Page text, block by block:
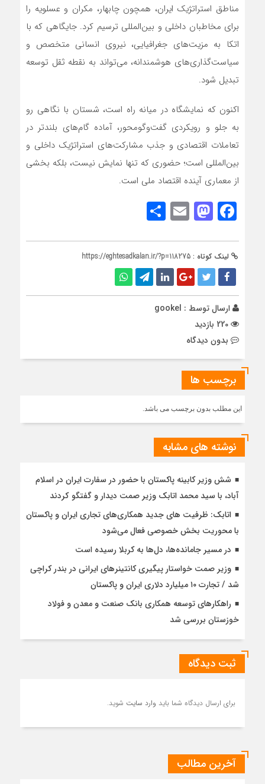
مناطق استراتژیک ایران، همچون چابهار، مکران و عسلویه را
برای مخاطبان داخلی و بین‌المللی ترسیم کرد. جایگاهی که با
اتکا به مزیت‌های جغرافیایی، نیروی انسانی متخصص و
سیاست‌گذاری‌های هوشمندانه، می‌تواند به نقطه ثقل توسعه
تبدیل شود.
اکنون که نمایشگاه در میانه راه است، شستان با نگاهی رو
به جلو و رویکردی گفت‌وگومحور، آماده گام‌های بلندتر در
تعاملات اقتصادی و جذب مشارکت‌های استراتژیک داخلی و
بین‌المللی است؛ حضوری که تنها نمایش نیست، بلکه بخشی
از معماری آینده اقتصاد ملی است.
Facebook
Mastodon
Email
لینک کوتاه : https://eghtesadkalan.ir/?p=118275
ارسال توسط : gookel
بدون دیدگاه
برچسب ها
این مطلب بدون برچسب می باشد.
نوشته های مشابه
شش وزیر کابینه پاکستان با حضور در سفارت ایران در اسلام
آباد، با سيد محمد اتابك وزير صمت ديدار و گفتگو كردند
اتابک: ظرفیت های جدید همکاری‌های تجاری ایران و پاکستان
با محوریت بخش خصوصی فعال می‌شود
در مسیر جا‌مانده‌ها، دل‌ها به کربلا رسیده است
وزیر صمت خواستار پیگیری کانتینرهای ایرانی در بندر کراچی
شد / تجارت ۱۰ میلیارد دلاری ایران و پاکستان
راهکارهای توسعه همکاری بانک صنعت و معدن و فولاد
خوزستان بررسی شد
ثبت دیدگاه
برای ارسال دیدگاه شما باید وارد سایت شوید.
آخرین مطالب